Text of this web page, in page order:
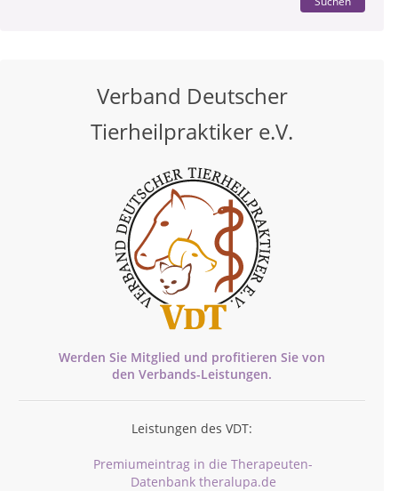
Verband Deutscher
Tierheilpraktiker e.V.
Werden Sie Mitglied und profitieren Sie von
den Verbands-Leistungen.
Leistungen des VDT:
Premiumeintrag in die Therapeuten-
Datenbank theralupa.de